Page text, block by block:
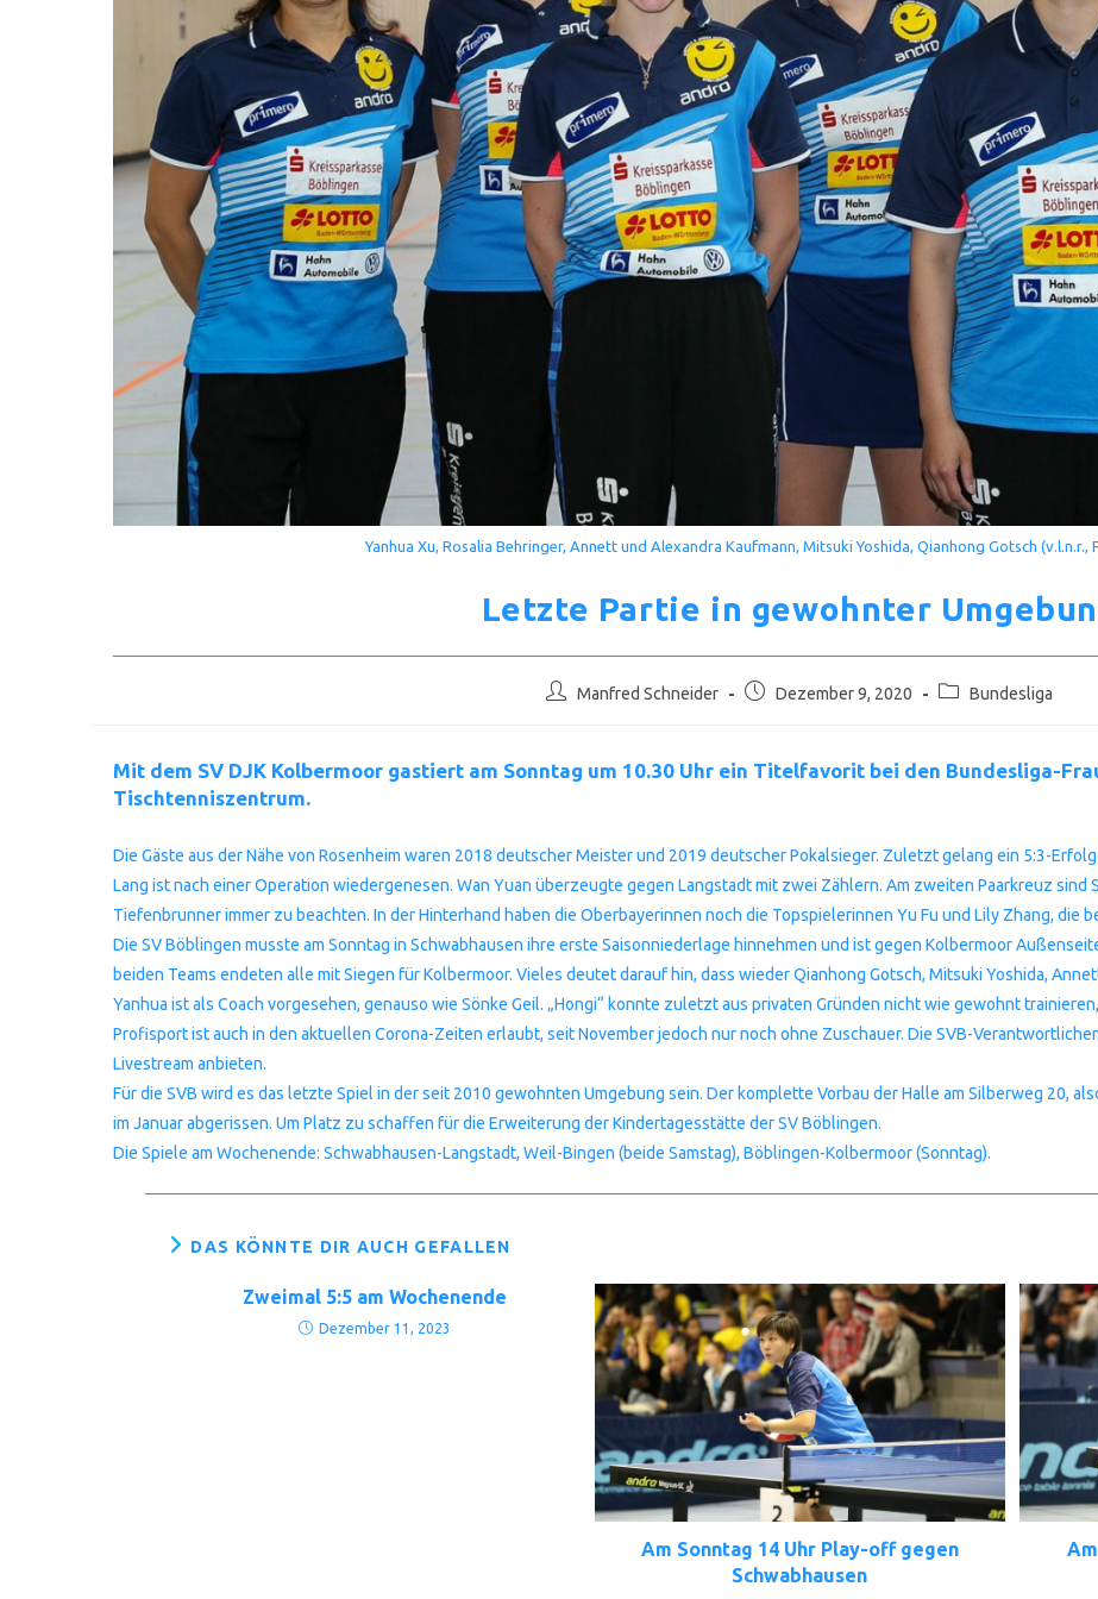
Yanhua Xu, Rosalia Behringer, Annett und Alexandra Kaufmann, Mitsuki Yoshida, Qianhong Gotsch
Letzte Partie in gewohnter
Beitrags-
Manfred Schneider
BeitragDezember 9, 2020
Beitrags-
Bundesliga
Mit dem SV DJK Kolbermoor gastiert am Sonntag um 10.30 Uhr ein Titelfavorit bei den Bundesliga-
Tischtenniszentrum.
Die Gäste aus der Nähe von Rosenheim waren 2018 deutscher Meister und 2019 deutscher Pokalsieger. Zuletzt gelang ein 5:3-
Lang ist nach einer Operation wiedergenesen. Wan Yuan überzeugte gegen Langstadt mit zwei Zählern. Am zweiten Paarkreuz sind
Tiefenbrunner immer zu beachten. In der Hinterhand haben die Oberbayerinnen noch die Topspielerinnen Yu Fu und Lily Zhang, die
Die SV Böblingen musste am Sonntag in Schwabhausen ihre erste Saisonniederlage hinnehmen und ist gegen Kolbermoor
beiden Teams endeten alle mit Siegen für Kolbermoor. Vieles deutet darauf hin, dass wieder Qianhong Gotsch, Mitsuki Yoshida,
Yanhua ist als Coach vorgesehen, genauso wie Sönke Geil. „Hongi“ konnte zuletzt aus privaten Gründen nicht wie gewohnt
Profisport ist auch in den aktuellen Corona-Zeiten erlaubt, seit November jedoch nur noch ohne Zuschauer. Die SVB-
Livestream anbieten.
Für die SVB wird es das letzte Spiel in der seit 2010 gewohnten Umgebung sein. Der komplette Vorbau der Halle am Silberweg 20,
im Januar abgerissen. Um Platz zu schaffen für die Erweiterung der Kindertagesstätte der SV Böblingen.
Die Spiele am Wochenende: Schwabhausen-Langstadt, Weil-Bingen (beide Samstag), Böblingen-Kolbermoor (Sonntag).
DAS KÖNNTE DIR AUCH GEFALLEN
Zweimal 5:5 am Wochenende
Dezember 11, 2023
Am Sonntag 14 Uhr Play-off gegen
Schwabhausen